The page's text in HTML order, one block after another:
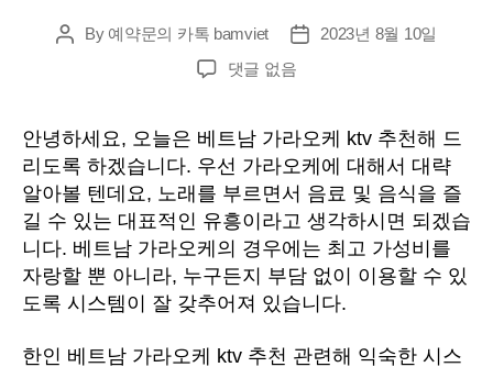
어
PostBy 예약문의 카톡 bamviet
Post2023년 8월 10일
베
가
라
오
케
KTV
추
천
비
까
댓글 없음
안녕하세요, 오늘은 베트남 가라오케 ktv 추천해 드
리도록 하겠습니다. 우선 가라오케에 대해서 대략
알아볼 텐데요, 노래를 부르면서 음료 및 음식을 즐
길 수 있는 대표적인 유흥이라고 생각하시면 되겠습
니다. 베트남 가라오케의 경우에는 최고 가성비를
자랑할 뿐 아니라, 누구든지 부담 없이 이용할 수 있
도록 시스템이 잘 갖추어져 있습니다.
한인 베트남 가라오케 ktv 추천 관련해 익숙한 시스